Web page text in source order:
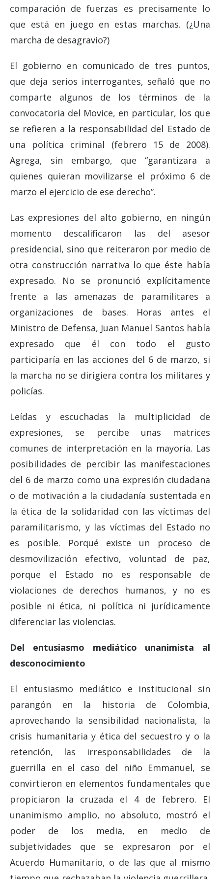
comparación de fuerzas es precisamente lo
que está en juego en estas marchas. (¿Una
marcha de desagravio?)
El gobierno en comunicado de tres puntos,
que deja serios interrogantes, señaló que no
comparte algunos de los términos de la
convocatoria del Movice, en particular, los que
se refieren a la responsabilidad del Estado de
una política criminal (febrero 15 de 2008).
Agrega, sin embargo, que “garantizara a
quienes quieran movilizarse el próximo 6 de
marzo el ejercicio de ese derecho”.
Las expresiones del alto gobierno, en ningún
momento descalificaron las del asesor
presidencial, sino que reiteraron por medio de
otra construcción narrativa lo que éste había
expresado. No se pronunció explícitamente
frente a las amenazas de paramilitares a
organizaciones de bases. Horas antes el
Ministro de Defensa, Juan Manuel Santos había
expresado que él con todo el gusto
participaría en las acciones del 6 de marzo, si
la marcha no se dirigiera contra los militares y
policías.
Leídas y escuchadas la multiplicidad de
expresiones, se percibe unas matrices
comunes de interpretación en la mayoría. Las
posibilidades de percibir las manifestaciones
del 6 de marzo como una expresión ciudadana
o de motivación a la ciudadanía sustentada en
la ética de la solidaridad con las víctimas del
paramilitarismo, y las víctimas del Estado no
es posible. Porqué existe un proceso de
desmovilización efectivo, voluntad de paz,
porque el Estado no es responsable de
violaciones de derechos humanos, y no es
posible ni ética, ni política ni jurídicamente
diferenciar las violencias.
Del entusiasmo mediático unanimista al
desconocimiento
El entusiasmo mediático e institucional sin
parangón en la historia de Colombia,
aprovechando la sensibilidad nacionalista, la
crisis humanitaria y ética del secuestro y o la
retención, las irresponsabilidades de la
guerrilla en el caso del niño Emmanuel, se
convirtieron en elementos fundamentales que
propiciaron la cruzada el 4 de febrero. El
unanimismo amplio, no absoluto, mostró el
poder de los media, en medio de
subjetividades que se expresaron por el
Acuerdo Humanitario, o de las que al mismo